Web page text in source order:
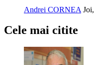
Andrei CORNEA
Cele mai citite